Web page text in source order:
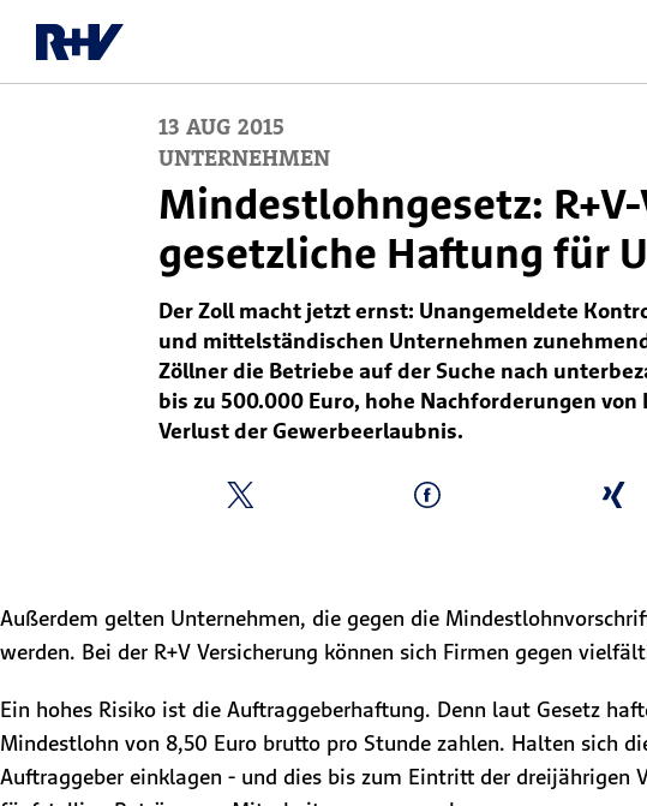
13 AUG 2015
UNTERNEHMEN
Mindestlohngesetz:
gesetzliche Haftung für
Der Zoll macht jetzt ernst: Unangemeldete
und mittelständischen Unternehmen
Zöllner die Betriebe auf der Suche nach
bis zu 500.000 Euro, hohe Nachforderungen
Verlust der Gewerbeerlaubnis.
Außerdem gelten Unternehmen, die gegen die
werden. Bei der R+V Versicherung können sich Firmen gegen
Ein hohes Risiko ist die Auftraggeberhaftung. Denn laut Gesetz
Mindestlohn von 8,50 Euro brutto pro Stunde zahlen. Halten sich
Auftraggeber einklagen - und dies bis zum Eintritt der dreijährigen